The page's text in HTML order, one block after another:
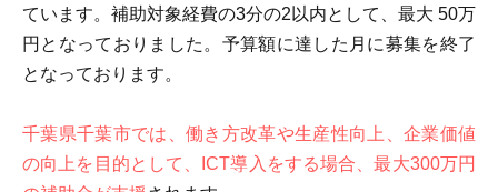
ています。補助対象経費の3分の2以内として、最大 50万
円となっておりました。予算額に達した月に募集を終了
となっております。
千葉県千葉市では、働き方改革や生産性向上、企業価値
の向上を目的として、ICT導入をする場合、最大300万円